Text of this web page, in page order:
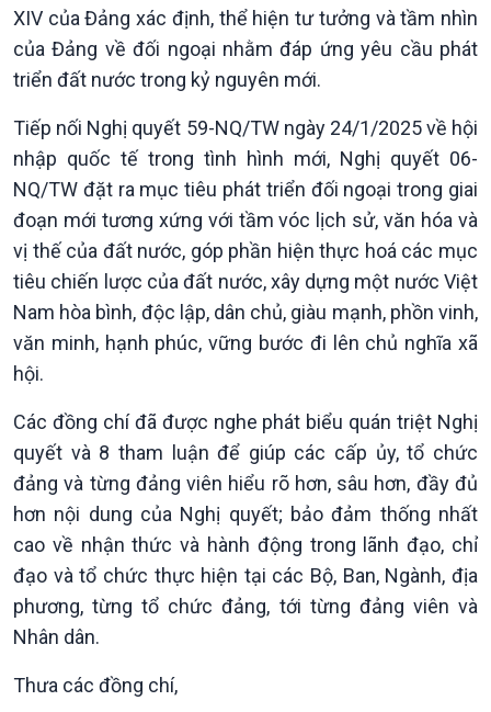
Giới thiệu
Thời sự 6h
Thời sự 12h
Thời sự 18h
Thời sự 21h30
Bản tin
Chuyên mục
Theo dòng Thời sự
XIV của Đảng xác định, thể hiện tư tưởng và tầm nhìn
của Đảng về đối ngoại nhằm đáp ứng yêu cầu phát
triển đất nước trong kỷ nguyên mới.
Tiếp nối Nghị quyết 59-NQ/TW ngày 24/1/2025 về hội
nhập quốc tế trong tình hình mới, Nghị quyết 06-
NQ/TW đặt ra mục tiêu phát triển đối ngoại trong giai
đoạn mới tương xứng với tầm vóc lịch sử, văn hóa và
vị thế của đất nước, góp phần hiện thực hoá các mục
tiêu chiến lược của đất nước, xây dựng một nước Việt
Nam hòa bình, độc lập, dân chủ, giàu mạnh, phồn vinh,
văn minh, hạnh phúc, vững bước đi lên chủ nghĩa xã
hội.
Các đồng chí đã được nghe phát biểu quán triệt Nghị
quyết và 8 tham luận để giúp các cấp ủy, tổ chức
đảng và từng đảng viên hiểu rõ hơn, sâu hơn, đầy đủ
hơn nội dung của Nghị quyết; bảo đảm thống nhất
cao về nhận thức và hành động trong lãnh đạo, chỉ
đạo và tổ chức thực hiện tại các Bộ, Ban, Ngành, địa
phương, từng tổ chức đảng, tới từng đảng viên và
Nhân dân.
Thưa các đồng chí,